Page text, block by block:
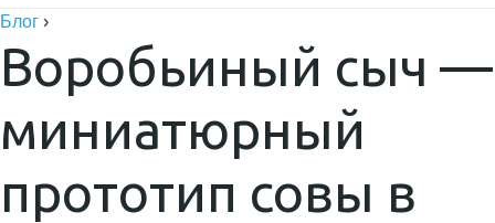
Блог ›
Воробьиный сыч —
миниатюрный
прототип совы в